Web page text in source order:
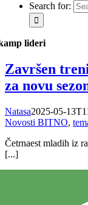
Search for:
lideri
Završen
za novu
Natasa2025-05-
Novosti BITNO,
Četrnaest mladih iz
[...]